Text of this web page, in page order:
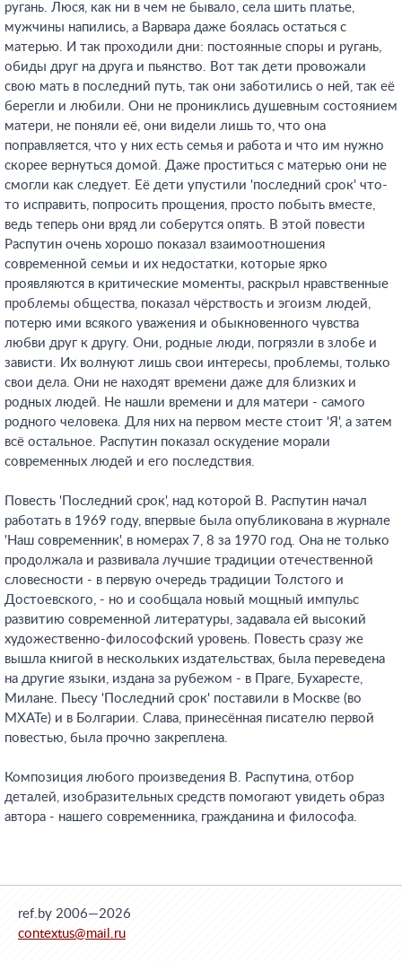
ругань. Люся, как ни в чем не бывало, села шить платье,
мужчины напились, а Варвара даже боялась остаться с
матерью. И так проходили дни: постоянные споры и ругань,
обиды друг на друга и пьянство. Вот так дети провожали
свою мать в последний путь, так они заботились о ней, так её
берегли и любили. Они не прониклись душевным состоянием
матери, не поняли её, они видели лишь то, что она
поправляется, что у них есть семья и работа и что им нужно
скорее вернуться домой. Даже проститься с матерью они не
смогли как следует. Её дети упустили 'последний срок' что-
то исправить, попросить прощения, просто побыть вместе,
ведь теперь они вряд ли соберутся опять. В этой повести
Распутин очень хорошо показал взаимоотношения
современной семьи и их недостатки, которые ярко
проявляются в критические моменты, раскрыл нравственные
проблемы общества, показал чёрствость и эгоизм людей,
потерю ими всякого уважения и обыкновенного чувства
любви друг к другу. Они, родные люди, погрязли в злобе и
зависти. Их волнуют лишь свои интересы, проблемы, только
свои дела. Они не находят времени даже для близких и
родных людей. Не нашли времени и для матери - самого
родного человека. Для них на первом месте стоит 'Я', а затем
всё остальное. Распутин показал оскудение морали
современных людей и его последствия.
Повесть 'Последний срок', над которой В. Распутин начал
работать в 1969 году, впервые была опубликована в журнале
'Наш современник', в номерах 7, 8 за 1970 год. Она не только
продолжала и развивала лучшие традиции отечественной
словесности - в первую очередь традиции Толстого и
Достоевского, - но и сообщала новый мощный импульс
развитию современной литературы, задавала ей высокий
художественно-философский уровень. Повесть сразу же
вышла книгой в нескольких издательствах, была переведена
на другие языки, издана за рубежом - в Праге, Бухаресте,
Милане. Пьесу 'Последний срок' поставили в Москве (во
МХАТе) и в Болгарии. Слава, принесённая писателю первой
повестью, была прочно закреплена.
Композиция любого произведения В. Распутина, отбор
деталей, изобразительных средств помогают увидеть образ
автора - нашего современника, гражданина и философа.
ref.by 2006—2026
contextus@mail.ru